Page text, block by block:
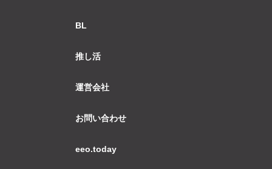
BL
推し活
運営会社
お問い合わせ
eeo.today